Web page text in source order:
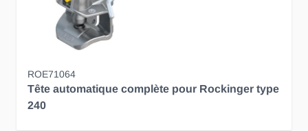
ROE71064
Tête automatique complète pour Rockinger type
240